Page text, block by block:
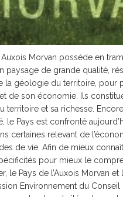
Auxois Morvan possède en
paysage de grande qualité,
la géologie du territoire, pour
de son économie. Ils
territoire et sa richesse.
le Pays est confronté
certaines relevant de
de vie. Afin de mieux
pour mieux le
le Pays de l’Auxois Morvan et
Environnement du Conseil